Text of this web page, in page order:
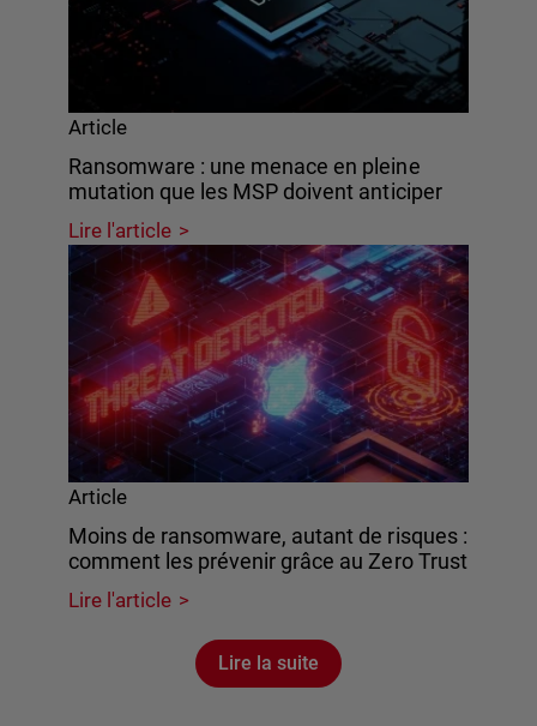
Article
Ransomware : une menace en pleine
mutation que les MSP doivent anticiper
Lire l'article
Article
Moins de ransomware, autant de risques :
comment les prévenir grâce au Zero Trust
Lire l'article
Lire la suite